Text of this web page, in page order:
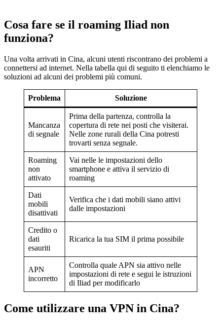
Cosa fare se il roaming Iliad non
funziona?
Una volta arrivati in Cina, alcuni utenti riscontrano dei problemi a
connettersi ad internet. Nella tabella qui di seguito ti elenchiamo le
soluzioni ad alcuni dei problemi più comuni.
Problema Soluzione
Mancanza
di segnale
Prima della partenza, controlla la
copertura di rete nei posti che visiterai.
Nelle zone rurali della Cina potresti
trovarti senza segnale.
Roaming
non
attivato
Vai nelle le impostazioni dello
smartphone e attiva il servizio di
roaming
Dati
mobili
disattivati
Verifica che i dati mobili siano attivi
dalle impostazioni
Credito o
dati
esauriti
Ricarica la tua SIM il prima possibile
APN
incorretto
Controlla quale APN sia attivo nelle
impostazioni di rete e segui le istruzioni
di Iliad per modificarlo
Come utilizzare una VPN in Cina?